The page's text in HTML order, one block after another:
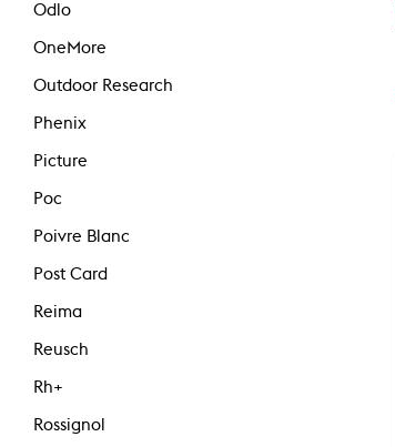
Odlo
OneMore
Outdoor Research
Phenix
Picture
Poc
Poivre Blanc
Post Card
Reima
Reusch
Rh+
Rossignol